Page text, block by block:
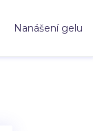
Nanášení gelu